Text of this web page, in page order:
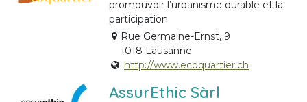
promouvoir l’urbanisme durable et la
participation.
Rue Germaine-Ernst, 9
1018 Lausanne
http://www.ecoquartier.ch
AssurEthic Sàrl